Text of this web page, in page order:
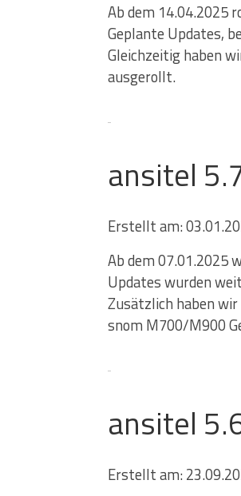
Ab dem 14.04.2025
Geplante Updates,
Gleichzeitig haben
ausgerollt.
ansitel
Erstellt am:
Ab dem 07.01.2025
Updates wurden
Zusätzlich haben
snom M700/M900
ansitel
Erstellt am: